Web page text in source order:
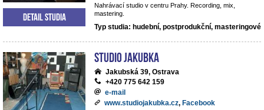
Nahrávací studio v centru Prahy. Recording, mix,
mastering.
Typ studia: hudební, postprodukční, masteringové
Detail studia
Studio Jakubka
Jakubská 39, Ostrava
+420 775 642 159
e-mail
www.studiojakubka.cz, Facebook